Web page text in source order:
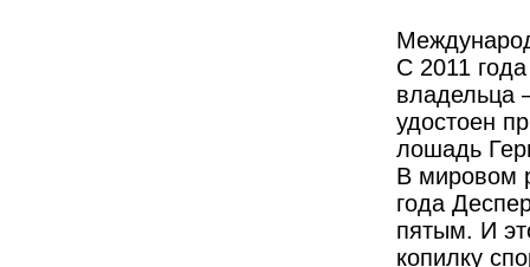
С 2011
владельца
удостоен
лошадь
В мировом
года
пятым. И
копилку